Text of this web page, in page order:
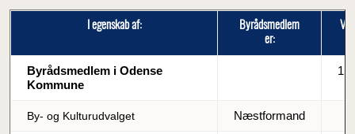
I egenskab af:
Byrådsmedlem
er:
Byrådsmedlem i Odense
Kommune
By- og Kulturudvalget Næstformand